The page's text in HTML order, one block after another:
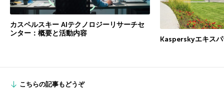
カスペルスキー AIテクノロジーリサーチセ
ンター：概要と活動内容
Kasperskyエキス
こちらの記事もどうぞ